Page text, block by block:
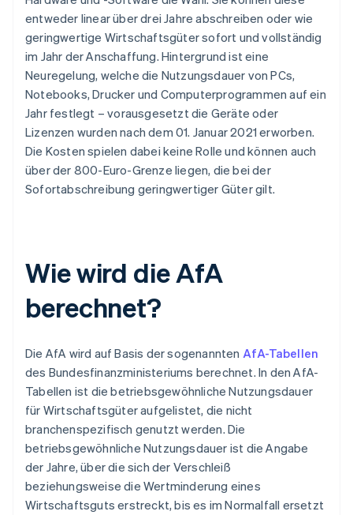
entweder linear über drei Jahre abschreiben oder wie
geringwertige Wirtschaftsgüter sofort und vollständig
im Jahr der Anschaffung. Hintergrund ist eine
Neuregelung, welche die Nutzungsdauer von PCs,
Notebooks, Drucker und Computerprogrammen auf ein
Jahr festlegt – vorausgesetzt die Geräte oder
Lizenzen wurden nach dem 01. Januar 2021 erworben.
Die Kosten spielen dabei keine Rolle und können auch
über der 800-Euro-Grenze liegen, die bei der
Sofortabschreibung geringwertiger Güter gilt.
Wie wird die AfA
berechnet?
Die AfA wird auf Basis der sogenannten AfA-Tabellen
des Bundesfinanzministeriums berechnet. In den AfA-
Tabellen ist die betriebsgewöhnliche Nutzungsdauer
für Wirtschaftsgüter aufgelistet, die nicht
branchenspezifisch genutzt werden. Die
betriebsgewöhnliche Nutzungsdauer ist die Angabe
der Jahre, über die sich der Verschleiß
beziehungsweise die Wertminderung eines
Wirtschaftsguts erstreckt, bis es im Normalfall ersetzt